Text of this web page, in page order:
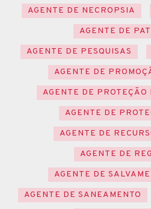
AGENTE DE NECROPSIA
AGENTE DE
AGENTE DE PESQUISAS
AGENTE DE
AGENTE DE
AGENTE DE
AGENTE DE
AGENTE DE
AGENTE DE
AGENTE DE SANEAMENTO